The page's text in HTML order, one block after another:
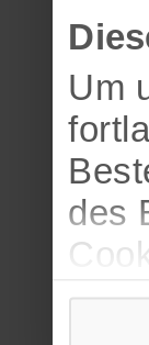
Um
des